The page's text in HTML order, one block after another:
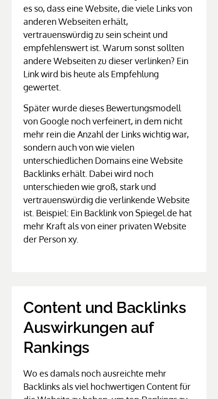
es so, dass eine Website, die viele Links von
anderen Webseiten erhält,
vertrauenswürdig zu sein scheint und
empfehlenswert ist. Warum sonst sollten
andere Webseiten zu dieser verlinken? Ein
Link wird bis heute als Empfehlung
gewertet.
Später wurde dieses Bewertungsmodell
von Google noch verfeinert, in dem nicht
mehr rein die Anzahl der Links wichtig war,
sondern auch von wie vielen
unterschiedlichen Domains eine Website
Backlinks erhält. Dabei wird noch
unterschieden wie groß, stark und
vertrauenswürdig die verlinkende Website
ist. Beispiel: Ein Backlink von Spiegel.de hat
mehr Kraft als von einer privaten Website
der Person xy.
Content und Backlinks
Auswirkungen auf
Rankings
Wo es damals noch ausreichte mehr
Backlinks als viel hochwertigen Content für